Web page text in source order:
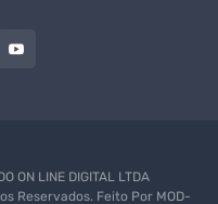
ON LINE DIGITAL LTDA
Reservados. Feito Por MOD-